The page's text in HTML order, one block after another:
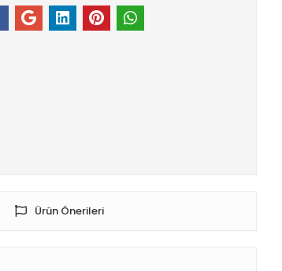
Ürün Önerileri